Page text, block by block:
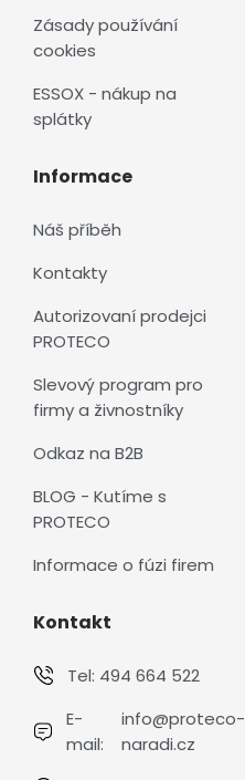
Zásady používání
cookies
ESSOX - nákup na
splátky
Informace
Náš příběh
Kontakty
Autorizovaní prodejci
PROTECO
Slevový program pro
firmy a živnostníky
Odkaz na B2B
BLOG - Kutíme s
PROTECO
Informace o fúzi firem
Kontakt
Tel: 494 664 522
E-
mail:
info@proteco-
naradi.cz